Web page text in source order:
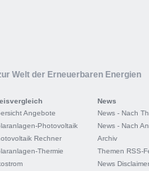
Welt der Erneuerbaren Energien
Angebote
Photovoltaik
Rechner
Thermie
News
News - Nach
News - Nach
Archiv
Themen RSS-
News Disclaimer